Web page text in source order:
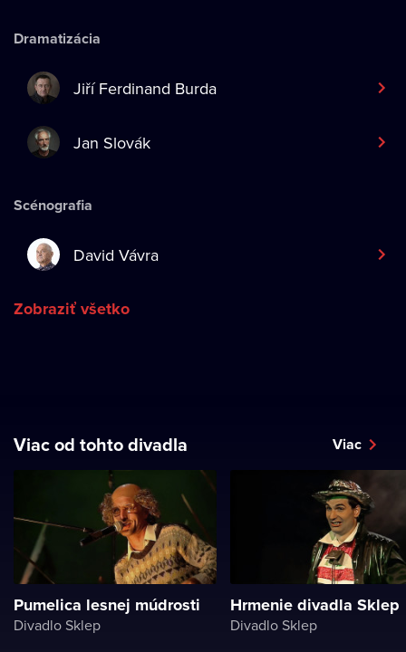
Dramatizácia
Jiří Ferdinand Burda
Jan Slovák
Scénografia
David Vávra
Zobraziť všetko
Viac od tohto divadla Viac
Pumelica lesnej múdrosti
Divadlo Sklep
Hrmenie divadla Sklep
Divadlo Sklep